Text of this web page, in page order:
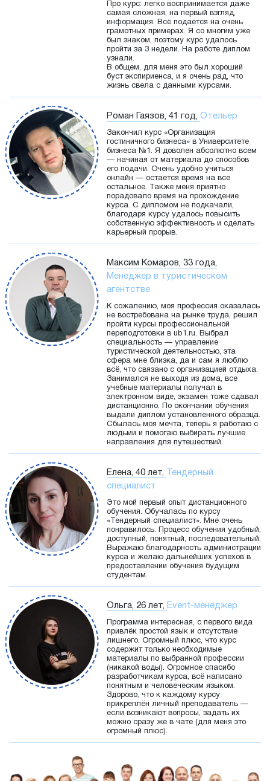
Про курс: легко воспринимается даже
самая сложная, на первый взгляд,
информация. Всё подаётся на очень
грамотных примерах. Я со многим уже
был знаком, поэтому курс удалось
пройти за 3 недели. На работе диплом
узнали.
В общем, для меня это был хороший
буст экспириенса, и я очень рад, что
жизнь свела с данными курсами.
Роман Гаязов, 41 год, Отельер
Закончил курс «Организация
гостиничного бизнеса» в Университете
бизнеса №1. Я доволен абсолютно всем
— начиная от материала до способов
его подачи. Очень удобно учиться
онлайн — остается время на все
остальное. Также меня приятно
порадовало время на прохождение
курса. С дипломом не подкачали,
благодаря курсу удалось повысить
собственную эффективность и сделать
карьерный прорыв.
Максим Комаров, 33 года,
Менеджер в туристическом
агентстве
К сожалению, моя профессия оказалась
не востребована на рынке труда, решил
пройти курсы профессиональной
переподготовки в ub1.ru. Выбрал
специальность — управление
туристической деятельностью, эта
сфера мне близка, да и сам я люблю
всё, что связано с организацией отдыха.
Занимался не выходя из дома, все
учебные материалы получал в
электронном виде, экзамен тоже сдавал
дистанционно. По окончании обучения
выдали диплом установленного образца.
Сбылась моя мечта, теперь я работаю с
людьми и помогаю выбирать лучшие
направления для путешествий.
Елена, 40 лет,
Тендерный
специалист
Это мой первый опыт дистанционного
обучения. Обучалась по курсу
«Тендерный специалист». Мне очень
понравилось. Процесс обучения удобный,
доступный, понятный, последовательный.
Выражаю благодарность администрации
курса и желаю дальнейших успехов в
предоставлении обучения будущим
студентам.
Ольга, 26 лет, Event-менеджер
Программа интересная, с первого вида
привлёк простой язык и отсутствие
лишнего. Огромный плюс, что курс
содержит только необходимые
материалы по выбранной профессии
(никакой воды). Огромное спасибо
разработчикам курса, всё написано
понятным и человеческим языком.
Здорово, что к каждому курсу
прикреплён личный преподаватель —
если возникают вопросы, задать их
можно сразу же в чате (для меня это
огромный плюс).